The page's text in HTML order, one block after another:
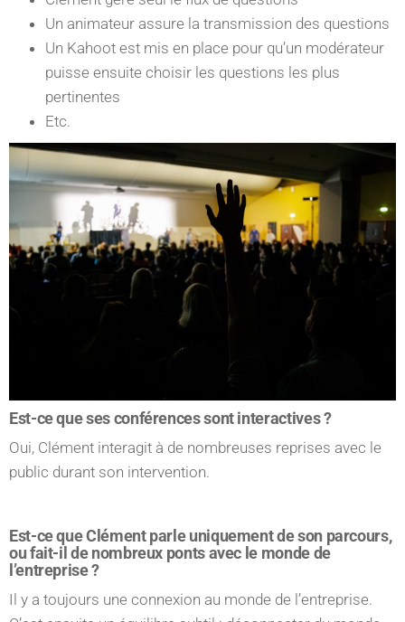
Un animateur assure la transmission des questions
Un Kahoot est mis en place pour qu’un modérateur
puisse ensuite choisir les questions les plus
pertinentes
Etc.
Est-ce que ses conférences sont interactives ?
Oui, Clément interagit à de nombreuses reprises avec le
public durant son intervention.
Est-ce que Clément parle uniquement de son parcours,
ou fait-il de nombreux ponts avec le monde de
l’entreprise ?
Il y a toujours une connexion au monde de l’entreprise.